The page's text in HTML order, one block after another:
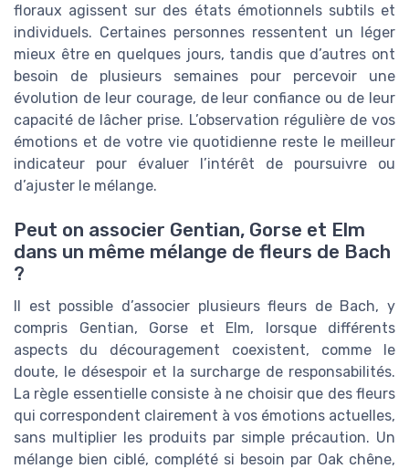
floraux agissent sur des états émotionnels subtils et
individuels. Certaines personnes ressentent un léger
mieux être en quelques jours, tandis que d’autres ont
besoin de plusieurs semaines pour percevoir une
évolution de leur courage, de leur confiance ou de leur
capacité de lâcher prise. L’observation régulière de vos
émotions et de votre vie quotidienne reste le meilleur
indicateur pour évaluer l’intérêt de poursuivre ou
d’ajuster le mélange.
Peut on associer Gentian, Gorse et Elm
dans un même mélange de fleurs de Bach
?
Il est possible d’associer plusieurs fleurs de Bach, y
compris Gentian, Gorse et Elm, lorsque différents
aspects du découragement coexistent, comme le
doute, le désespoir et la surcharge de responsabilités.
La règle essentielle consiste à ne choisir que des fleurs
qui correspondent clairement à vos émotions actuelles,
sans multiplier les produits par simple précaution. Un
mélange bien ciblé, complété si besoin par Oak chêne,